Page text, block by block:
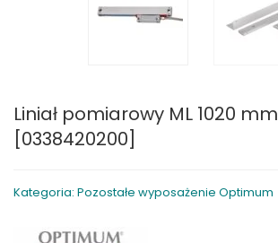
Liniał pomiarowy ML 1020 mm
[0338420200]
Kategoria: Pozostałe wyposażenie Optimum